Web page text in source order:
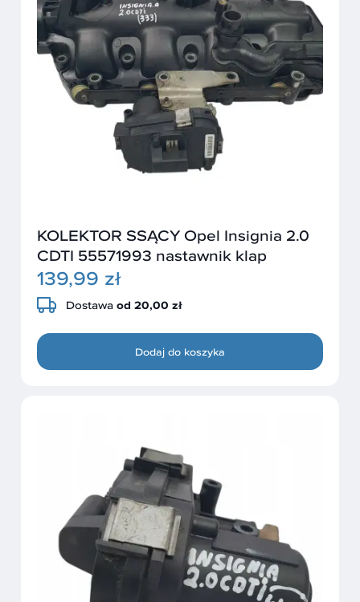
KOLEKTOR SSĄCY Opel Insignia 2.0
CDTI 55571993 nastawnik klap
139,99 zł
Dostawa od 20,00 zł
Dodaj do koszyka